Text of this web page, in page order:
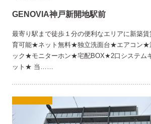
GENOVIA神戸新開地駅前
最寄り駅まで徒歩１分の便利なエリアに新築
育可能★ネット無料★独立洗面台★エアコン★
ック★モニターホン★宅配BOX★2口システム
ット★ 当……